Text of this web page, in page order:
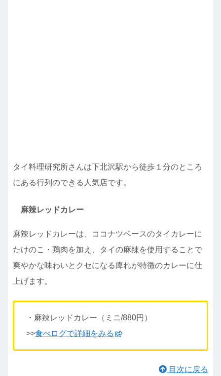
タイ料理研究所さんは下北沢駅から徒歩１分のところ
にある行列のできる人気店です。
麻辣レッドカレー
麻辣レッドカレーは、ココナツベースのタイカレーに
たけのこ・鶏肉を加え、タイの麻辣を使用することで
爽やかな味わいとクセになる痺れが特徴のカレーに仕
上げます。
・麻辣レッドカレー（ミニ/880円）
>>食べログで詳細をみる
目次に戻る